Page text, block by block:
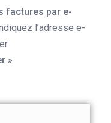
factures par e-
l’adresse e-
»